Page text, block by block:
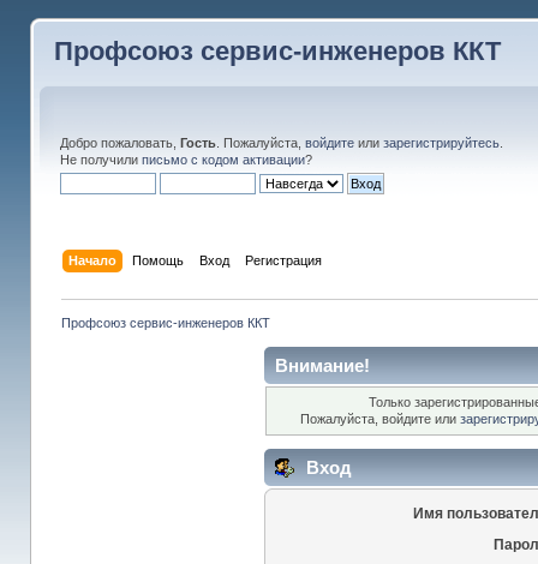
Профсоюз сервис-инженеров ККТ
Добро пожаловать, Гость. Пожалуйста, войдитеили зарегистрируйтесь.
Не получили письмо с кодом активации?
Начало Помощь Вход Регистрация
Профсоюз сервис-инженеров ККТ
Внимание!
Только
Пожалуйста, войдите или
Вход
Имя